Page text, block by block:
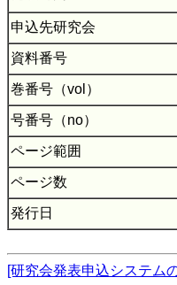
申込先研究会
資料番号
巻番号（vol）
号番号（no）
ページ範囲
ページ数
発行日
[研究会発表申込システム